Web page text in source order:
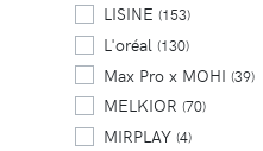
LISINE (153)
L'oréal (130)
Max Pro x MOHI (39)
MELKIOR (70)
MIRPLAY (4)